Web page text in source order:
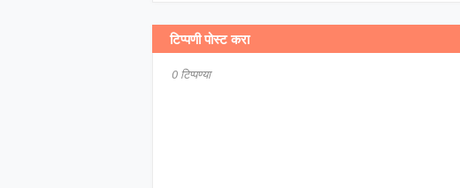
टिप्पणी पोस्ट करा
0 टिप्पण्या